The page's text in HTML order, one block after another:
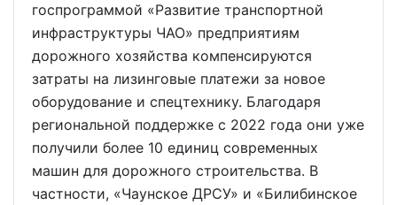
госпрограммой «Развитие транспортной
инфраструктуры ЧАО» предприятиям
дорожного хозяйства компенсируются
затраты на лизинговые платежи за новое
оборудование и спецтехнику. Благодаря
региональной поддержке с 2022 года они уже
получили более 10 единиц современных
машин для дорожного строительства. В
частности, «Чаунское ДРСУ» и «Билибинское